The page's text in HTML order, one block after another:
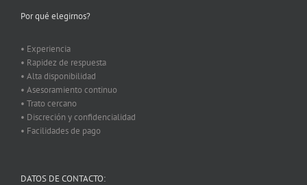
Por qué elegirnos?
• Experiencia
• Rapidez de respuesta
• Alta disponibilidad
• Asesoramiento continuo
• Trato cercano
• Discreción y confidencialidad
• Facilidades de pago
DATOS DE CONTACTO: